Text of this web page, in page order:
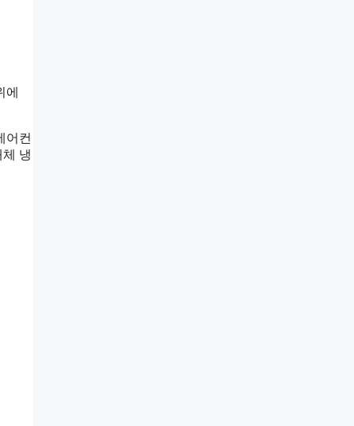
에
어컨
냉